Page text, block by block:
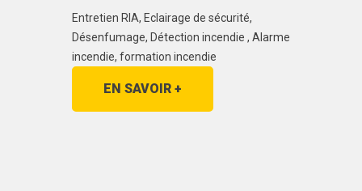
Entretien RIA, Eclairage de sécurité,
Désenfumage, Détection incendie , Alarme
incendie, formation incendie
EN SAVOIR +